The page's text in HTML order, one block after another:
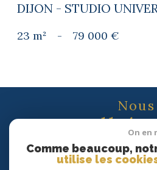
DIJON - STUDIO
23 m² - 79 000 €
Nous
On en
Comme beaucoup,
utilise les